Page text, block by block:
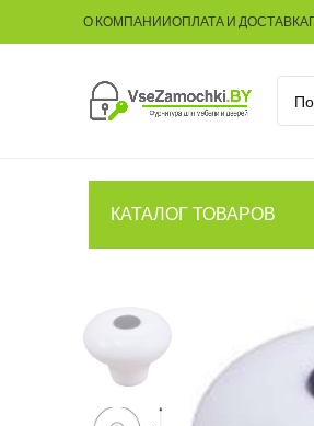
О КОМПАНИИОПЛАТА И ДОСТАВКА
КАТАЛОГ ТОВАРОВ